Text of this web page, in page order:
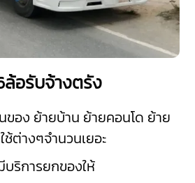
อรับจ้างตรัง
ของ ย้ายบ้าน ย้ายคอนโด ย้าย
ต่างๆจำนวนเยอะ
ริการยกของให้